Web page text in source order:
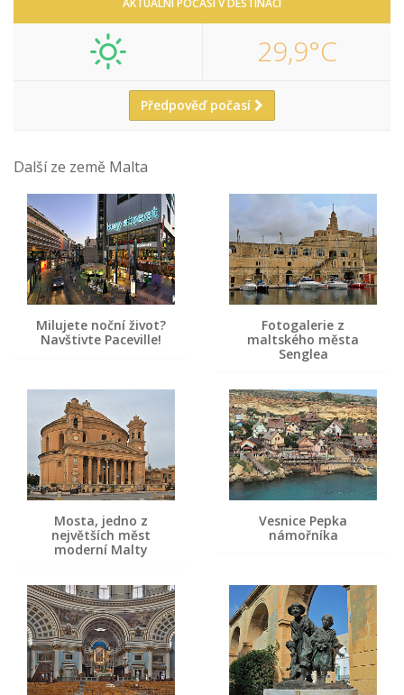
29,9°C
Předpověď počasí
Další ze země Malta
Milujete noční život?
Navštivte Paceville!
Fotogalerie z
maltského města
Senglea
Mosta, jedno z
největších měst
moderní Malty
Vesnice Pepka
námořníka